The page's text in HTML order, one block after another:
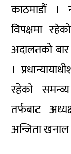
काठमाडौं ।
विपक्षमा
अदालतको
।
रहेको समन्व्य
तर्फबाट
अन्जिता